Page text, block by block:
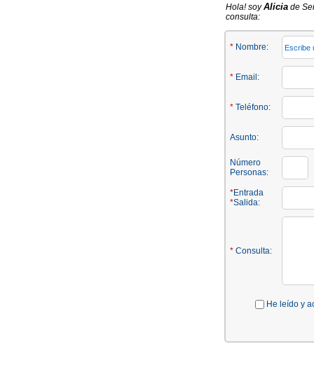
Hola! soyAlicia de
consulta:
* Nombre:
* Email:
* Teléfono:
Asunto:
Número
Personas:
*Entrada
*Salida:
* Consulta:
He leído y